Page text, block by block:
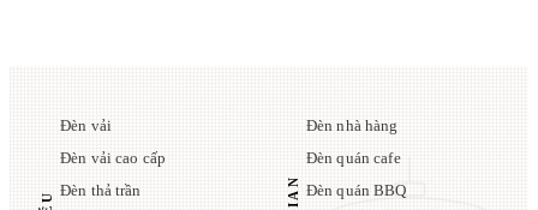
Đèn vải
Đèn vải cao cấp
Đèn thả trần
Đèn nhà hàng
Đèn quán cafe
Đèn quán BBQ